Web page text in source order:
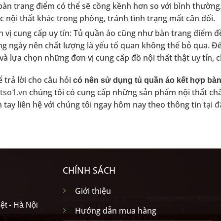
trang điểm có thể sẽ cồng kềnh hơn so với bình
nội thất khác trong phòng, tránh tình trạng mất cân đối.
vị cung cấp uy tín: Tủ quần áo cũng như bàn trang điểm
ngày nên chất lượng là yếu tố quan không thể bỏ qua.
lựa chọn những đơn vị cung cấp đồ nội thất thật uy
trả lời cho câu hỏi có nên sử dụng tủ quần áo kết hợp
chúng tôi có cung cấp những sản phẩm nội thất
tay liên hệ với chúng tôi ngay hôm nay theo thông tin tại
- Hà Nội
CHÍNH SÁCH
Giới thiệu
Hướng dẫn mua hàng